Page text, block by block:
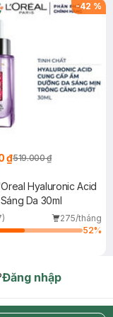
-42 %
₫519.000 ₫
Hyaluronic Acid
Da 30ml
275/tháng
52%
Đăng nhập